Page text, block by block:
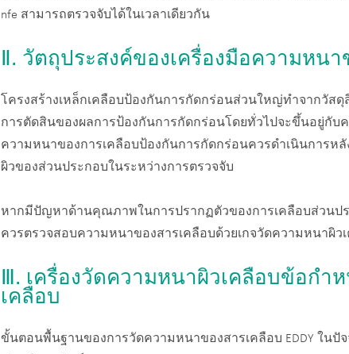
nfe สามารถตรวจจับได้ในเวลาเดียวกัน
Ⅱ. วัตถุประสงค์ของเครื่องมือความหน
โครงสร้างเหล็กเคลือบป้องกันการกัดกร่อนส่วนใหญ่ทำจากวัส
การตัดสินของผลการป้องกันการกัดกร่อนโดยทั่วไปจะขึ้นอยู่กับ
ความหนาของการเคลือบป้องกันการกัดกร่อนควรดำเนินการ
ผิวของส่วนประกอบในระหว่างการตรวจจับ
หากมีปัญหาด้านคุณภาพในการปรากฏตัวของการเคลือบส่วนป
ควรตรวจสอบความหนาของสารเคลือบด้วยเกจวัดความหนาผิ
Ⅲ. เครื่องวัดความหนาผิวเคลือบข้อก
เคลือบ
ขั้นตอนพื้นฐานของการวัดความหนาของสารเคลือบ EDDY ในปั